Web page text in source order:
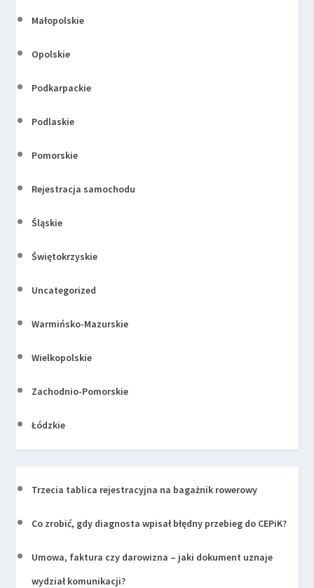
Małopolskie
Opolskie
Podkarpackie
Podlaskie
Pomorskie
Rejestracja samochodu
Śląskie
Świętokrzyskie
Uncategorized
Warmińsko-Mazurskie
Wielkopolskie
Zachodnio-Pomorskie
Łódzkie
Trzecia tablica rejestracyjna na bagażnik rowerowy
Co zrobić, gdy diagnosta wpisał błędny przebieg do CEPiK?
Umowa, faktura czy darowizna – jaki dokument uznaje
wydział komunikacji?